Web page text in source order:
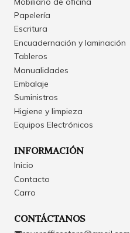
Papelería
Escritura
Encuadernación y laminación
Tableros
Manualidades
Embalaje
Suministros
Higiene y limpieza
Equipos Electrónicos
INFORMACIÓN
Inicio
Contacto
Carro
CONTÁCTANOS